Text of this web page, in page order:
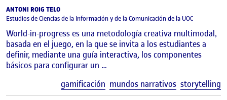
ANTONI ROIG TELO
Estudios de Ciencias de la Información y de la Comunicación de la UOC
World-in-progress es una metodología creativa multimodal,
basada en el juego, en la que se invita a los estudiantes a
definir, mediante una guía interactiva, los componentes
básicos para configurar un …
gamificación mundos narrativos storytelling